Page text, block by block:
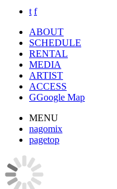
t f
ABOUT
SCHEDULE
RENTAL
MEDIA
ARTIST
ACCESS
GGoogle Map
MENU
nagomix
pagetop